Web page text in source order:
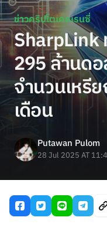
ข่าวคริปโตเคอเรนซี่
SharpLink
295 ล้านด
จำนวนเหรี
เดือน
Putawan Pulom
28 Jul 2025 AT